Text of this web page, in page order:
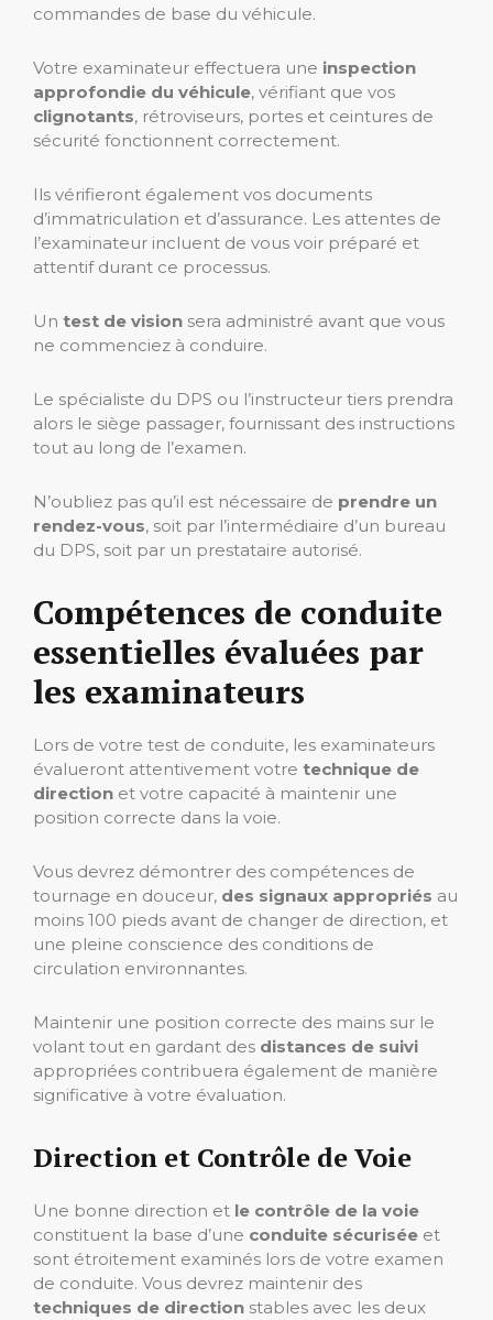
commandes de base du véhicule.
Votre examinateur effectuera une inspection
approfondie du véhicule, vérifiant que vos
clignotants, rétroviseurs, portes et ceintures de
sécurité fonctionnent correctement.
Ils vérifieront également vos documents
d’immatriculation et d’assurance. Les attentes de
l’examinateur incluent de vous voir préparé et
attentif durant ce processus.
Un test de vision sera administré avant que vous
ne commenciez à conduire.
Le spécialiste du DPS ou l’instructeur tiers prendra
alors le siège passager, fournissant des instructions
tout au long de l’examen.
N’oubliez pas qu’il est nécessaire de prendre un
rendez-vous, soit par l’intermédiaire d’un bureau
du DPS, soit par un prestataire autorisé.
Compétences de conduite
essentielles évaluées par
les examinateurs
Lors de votre test de conduite, les examinateurs
évalueront attentivement votre technique de
direction et votre capacité à maintenir une
position correcte dans la voie.
Vous devrez démontrer des compétences de
tournage en douceur, des signaux appropriés au
moins 100 pieds avant de changer de direction, et
une pleine conscience des conditions de
circulation environnantes.
Maintenir une position correcte des mains sur le
volant tout en gardant des distances de suivi
appropriées contribuera également de manière
significative à votre évaluation.
Direction et Contrôle de Voie
Une bonne direction et le contrôle de la voie
constituent la base d’une conduite sécurisée et
sont étroitement examinés lors de votre examen
de conduite. Vous devrez maintenir des
techniques de direction stables avec les deux